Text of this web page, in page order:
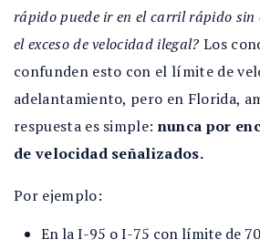
rápido puede ir en el carril rápido
el exceso de velocidad ilegal? Los
confunden esto con el límite de
adelantamiento, pero en Florida,
respuesta es simple: nunca por
de velocidad señalizados.
Por ejemplo:
En la I-95 o I-75 con límite de